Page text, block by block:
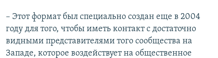
– Этот формат был специально создан еще в 2004
году для того, чтобы иметь контакт с достаточно
видными представителями того сообщества на
Западе, которое воздействует на общественное